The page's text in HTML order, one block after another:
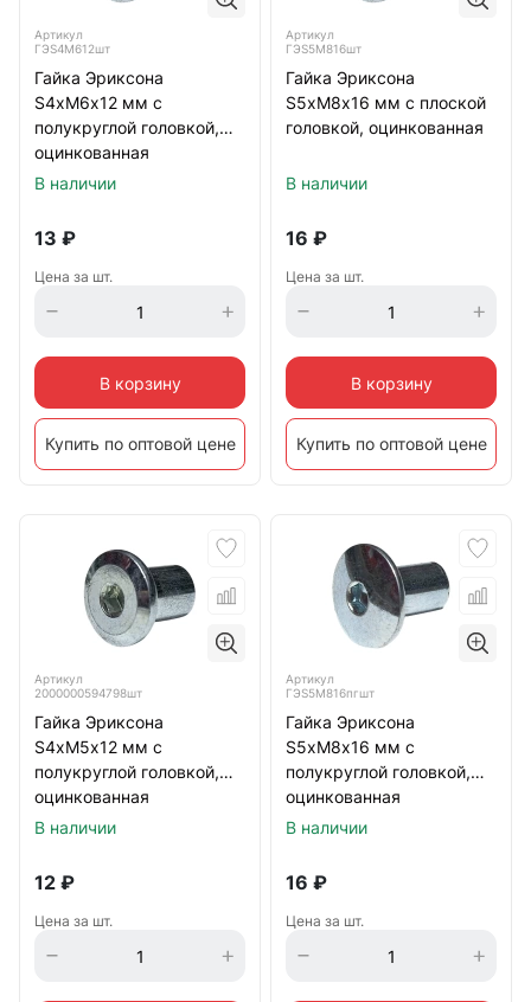
Артикул
ГЭS4M612шт
Гайка Эриксона
S4хМ6х12 мм с
полукруглой головкой,
оцинкованная
В наличии
13 ₽
Цена за шт.
В корзину
Купить по оптовой цене
Артикул
ГЭS5M816шт
Гайка Эриксона
S5хМ8х16 мм с плоской
головкой, оцинкованная
В наличии
16 ₽
Цена за шт.
В корзину
Купить по оптовой цене
Артикул
2000000594798шт
Гайка Эриксона
S4хМ5х12 мм с
полукруглой головкой,
оцинкованная
В наличии
12 ₽
Цена за шт.
Артикул
ГЭS5M816пгшт
Гайка Эриксона
S5хМ8х16 мм с
полукруглой головкой,
оцинкованная
В наличии
16 ₽
Цена за шт.